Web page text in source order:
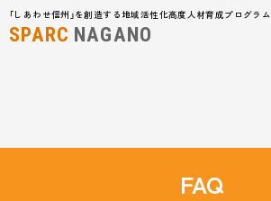
「しあわせ信州」を創造する地域活性化高度人材育成プログラム
SPARC NAGANO
FAQ